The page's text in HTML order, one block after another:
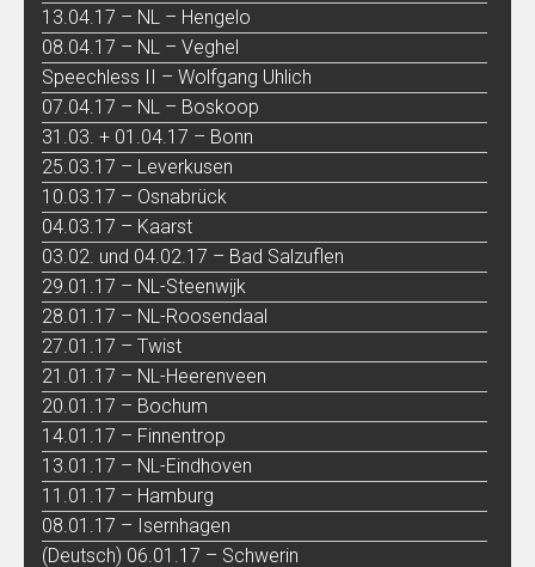
13.04.17 – NL – Hengelo
08.04.17 – NL – Veghel
Speechless II – Wolfgang Uhlich
07.04.17 – NL – Boskoop
31.03. + 01.04.17 – Bonn
25.03.17 – Leverkusen
10.03.17 – Osnabrück
04.03.17 – Kaarst
03.02. und 04.02.17 – Bad Salzuflen
29.01.17 – NL-Steenwijk
28.01.17 – NL-Roosendaal
27.01.17 – Twist
21.01.17 – NL-Heerenveen
20.01.17 – Bochum
14.01.17 – Finnentrop
13.01.17 – NL-Eindhoven
11.01.17 – Hamburg
08.01.17 – Isernhagen
(Deutsch) 06.01.17 – Schwerin